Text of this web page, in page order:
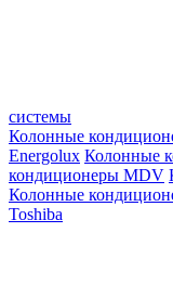
системы
Колонные
Energolux Колонные
кондиционеры MDV
Колонные
Toshiba